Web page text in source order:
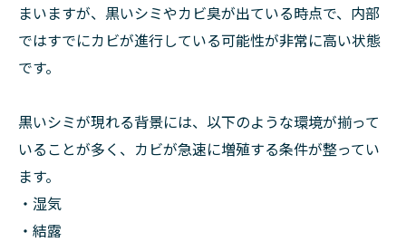
まいますが、黒いシミやカビ臭が出ている時点で、内部
ではすでにカビが進行している可能性が非常に高い状態
です。
黒いシミが現れる背景には、以下のような環境が揃って
いることが多く、カビが急速に増殖する条件が整ってい
ます。
・湿気
・結露